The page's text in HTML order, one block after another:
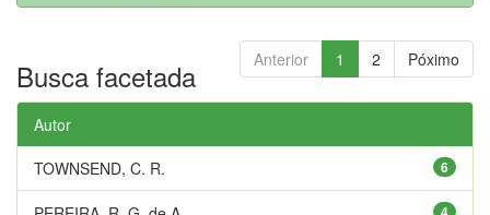
Anterior 1 2 Póximo
Busca facetada
Autor
6
TOWNSEND, C. R.